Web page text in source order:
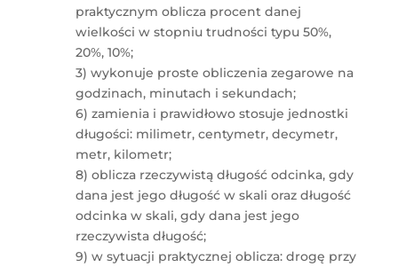
praktycznym oblicza procent danej
wielkości w stopniu trudności typu 50%,
20%, 10%;
3) wykonuje proste obliczenia zegarowe na
godzinach, minutach i sekundach;
6) zamienia i prawidłowo stosuje jednostki
długości: milimetr, centymetr, decymetr,
metr, kilometr;
8) oblicza rzeczywistą długość odcinka, gdy
dana jest jego długość w skali oraz długość
odcinka w skali, gdy dana jest jego
rzeczywista długość;
9) w sytuacji praktycznej oblicza: drogę przy